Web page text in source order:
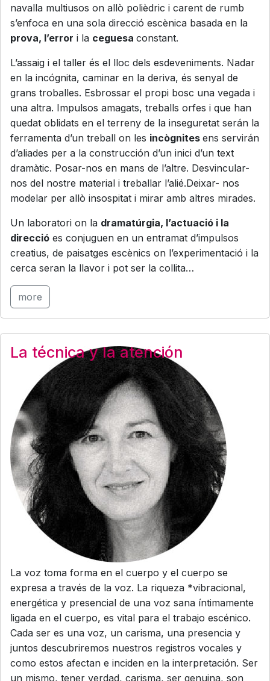
navalla multiusos on allò polièdric i carent de rumb
s’enfoca en una sola direcció escènica basada en la
prova, l’error i la ceguesa constant.
L’assaig i el taller és el lloc dels esdeveniments. Nadar
en la incógnita, caminar en la deriva, és senyal de
grans troballes. Esbrossar el propi bosc una vegada i
una altra. Impulsos amagats, treballs orfes i que han
quedat oblidats en el terreny de la inseguretat serán la
ferramenta d’un treball on les incògnites ens servirán
d’aliades per a la construcción d’un inici d’un text
dramàtic. Posar-nos en mans de l’altre. Desvincular-
nos del nostre material i treballar l’alié.Deixar- nos
modelar per allò insospitat i mirar amb altres mirades.
Un laboratori on la dramatúrgia, l’actuació i la
direcció es conjuguen en un entramat d’impulsos
creatius, de paisatges escènics on l’experimentació i la
cerca seran la llavor i pot ser la collita…
more
La técnica y la atención
La voz toma forma en el cuerpo y el cuerpo se
expresa a través de la voz. La riqueza *vibracional,
energética y presencial de una voz sana íntimamente
ligada en el cuerpo, es vital para el trabajo escénico.
Cada ser es una voz, un carisma, una presencia y
juntos descubriremos nuestros registros vocales y
como estos afectan e inciden en la interpretación. Ser
un mismo, tener verdad, carisma, ser genuina, son